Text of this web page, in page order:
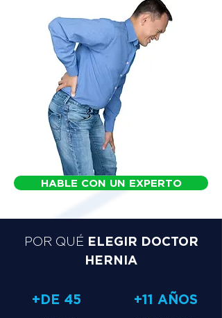
HABLE CON UN EXPERTO
POR QUÉ ELEGIR DOCTOR
HERNIA
+DE 45 +11 AÑOS